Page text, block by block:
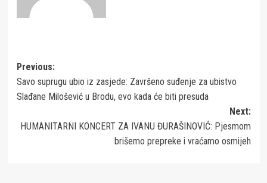
Post
navigation
Previous:
Savo suprugu ubio iz zasjede: Završeno suđenje za ubistvo
Slađane Milošević u Brodu, evo kada će biti presuda
Next:
HUMANITARNI KONCERT ZA IVANU ĐURAŠINOVIĆ: Pjesmom
brišemo prepreke i vraćamo osmijeh